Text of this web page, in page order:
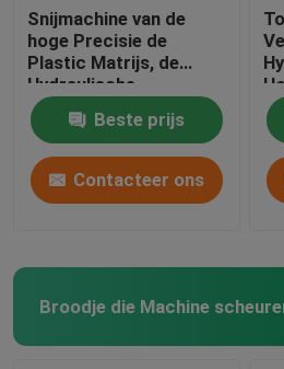
Snijmachine van de
hoge Precisie de
Plastic Matrijs, de
Hydraulische
Snijmachine van de
PersmatrijsBeste prijs
Contacteer ons
Broodje die Machine